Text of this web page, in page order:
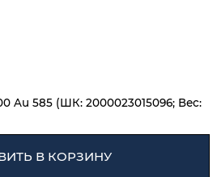
Au 585 (ШК: 2000023015096; Вес:
В КОРЗИНУ